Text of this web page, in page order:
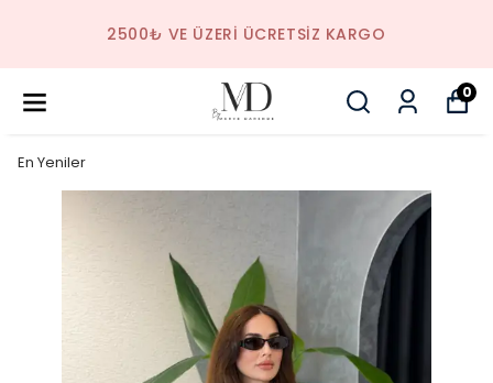
2500₺ VE ÜZERI ÜCRETSIZ KARGO
0
En Yeniler